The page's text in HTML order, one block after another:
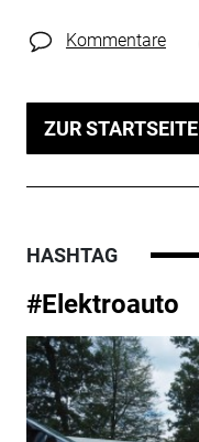
Kommentare
ZUR STARTSEITE
HASHTAG
#Elektroauto